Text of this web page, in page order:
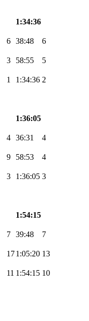
1:34:36
6 38:48 6
3 58:55 5
1 1:34:36 2
1:36:05
4 36:31 4
9 58:53 4
3 1:36:05 3
1:54:15
7 39:48 7
171:05:20 13
11 1:54:15 10